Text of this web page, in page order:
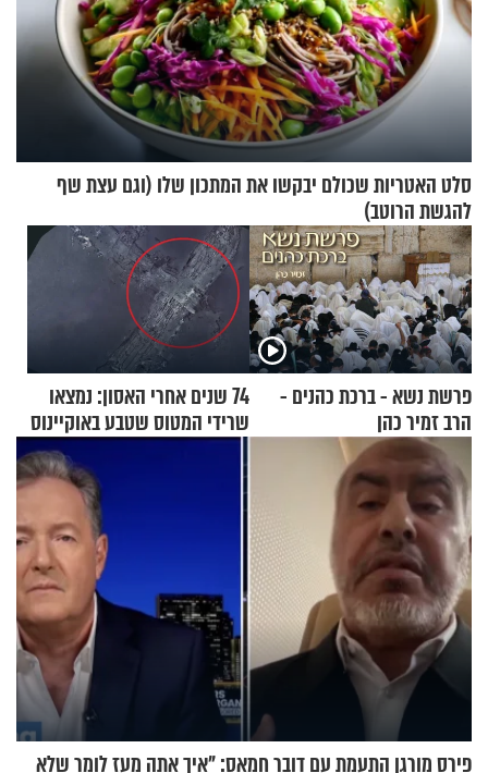
סלט האטריות שכולם יבקשו את המתכון שלו (וגם עצת שף
להגשת הרוטב)
פרשת נשא - ברכת כהנים -
הרב זמיר כהן
74 שנים אחרי האסון: נמצאו
שרידי המטוס שטבע באוקיינוס
עם עשרות נוסעים
פירס מורגן התעמת עם דובר חמאס: "איך אתה מעז לומר שלא